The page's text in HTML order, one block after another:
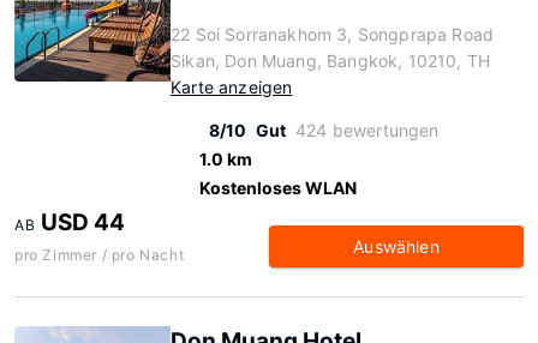
22 Soi Sorranakhom 3, Songprapa Road
Sikan, Don Muang, Bangkok, 10210, TH
Karte anzeigen
8/10 Gut 424 bewertungen
1.0 km
Kostenloses WLAN
AB USD 44
pro Zimmer / pro Nacht Auswählen